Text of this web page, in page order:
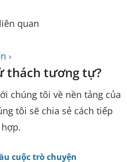
quan
›
thách tương tự?
chúng tôi về nền tảng của
tôi sẽ chia sẻ cách tiếp
cuộc trò chuyện